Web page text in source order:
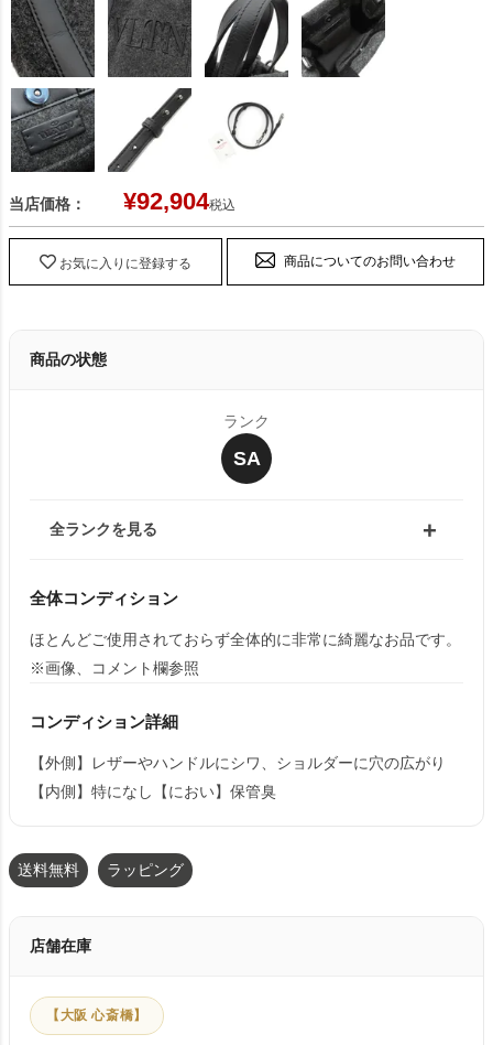
当店価格： ¥92,904税込
お気に入りに登録する 商品についてのお問い合わせ
商品の状態
ランク
SA
全ランクを見る
全体コンディション
ほとんどご使用されておらず全体的に非常に綺麗なお品です。
※画像、コメント欄参照
コンディション詳細
【外側】レザーやハンドルにシワ、ショルダーに穴の広がり
【内側】特になし【におい】保管臭
送料無料 ラッピング
店舗在庫
【大阪 心斎橋】